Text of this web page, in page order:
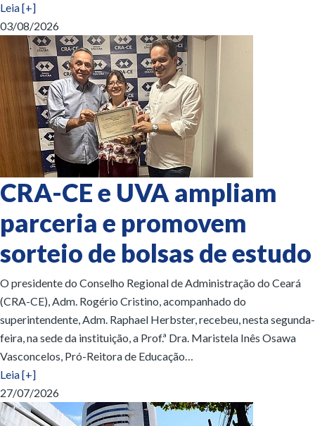
Leia [+]
03/08/2026
CRA-CE e UVA ampliam
parceria e promovem
sorteio de bolsas de estudo
O presidente do Conselho Regional de Administração do Ceará
(CRA-CE), Adm. Rogério Cristino, acompanhado do
superintendente, Adm. Raphael Herbster, recebeu, nesta segunda-
feira, na sede da instituição, a Prof.ª Dra. Maristela Inês Osawa
Vasconcelos, Pró-Reitora de Educação…
Leia [+]
27/07/2026